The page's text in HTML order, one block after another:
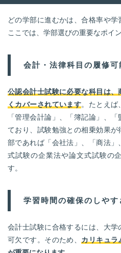
どの学部に進むかは、合格率や学
ここでは、学部選びの重要なポイ
会計・法律科目の履修可
公認会計士試験に必要な科目は
くカバーされています。たとえば
「管理会計論」、「簿記論」、
ており、試験勉強との相乗効果
部であれば「会社法」、「商法
式試験の企業法や論文式試験の
す。
学習時間の確保のしやす
会計士試験に合格するには、大
可欠です。そのため、 カリキュラ